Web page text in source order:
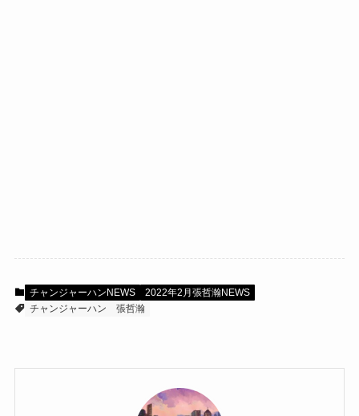
チャンジャーハンNEWS
2022年2月張哲瀚NEWS
チャンジャーハン
張哲瀚